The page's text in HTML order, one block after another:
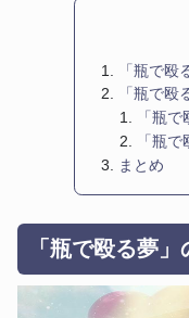
「瓶で殴
「瓶で殴
「瓶
「瓶
まとめ
「瓶で殴る夢